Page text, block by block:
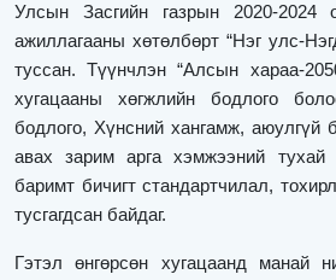
Улсын Засгийн газрын 2020-2024
ажиллагааны хөтөлбөрт “Нэг улс-
туссан. Түүнчлэн “Алсын хараа-
хугацааны хөгжлийн бодлого
бодлого, Хүнсний хангамж, аюулгүй
авах зарим арга хэмжээний тухай
баримт бичигт стандартчилал,
тусгагдсан байдаг.
Гэтэл өнгөрсөн хугацаанд манай